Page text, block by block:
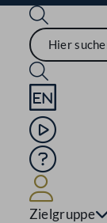
Sprache
Mediathek
Hilfe
Zielgruppe